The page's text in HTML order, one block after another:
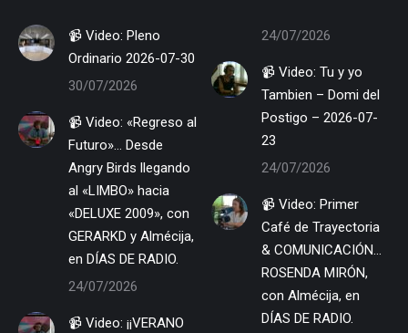
📹 Video: Pleno
Ordinario 2026-07-30
30/07/2026
📹 Video: «Regreso al
Futuro»… Desde
Angry Birds llegando
al «LIMBO» hacia
«DELUXE 2009», con
GERARKD y Almécija,
en DÍAS DE RADIO.
24/07/2026
📹 Video: ¡¡VERANO
24/07/2026
📹 Video: Tu y yo
Tambien – Domi del
Postigo – 2026-07-
23
24/07/2026
📹 Video: Primer
Café de Trayectoria
& COMUNICACIÓN…
ROSENDA MIRÓN,
con Almécija, en
DÍAS DE RADIO.